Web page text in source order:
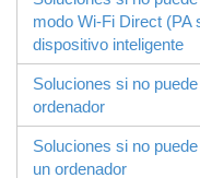
modo Wi-Fi Direct (PA
dispositivo inteligente
Soluciones si no
ordenador
Soluciones si no
un ordenador